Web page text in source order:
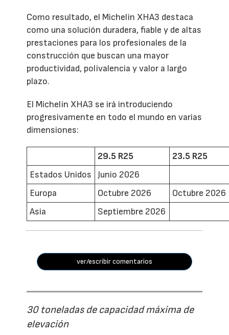
Como resultado, el Michelin XHA3 destaca
como una solución duradera, fiable y de altas
prestaciones para los profesionales de la
construcción que buscan una mayor
productividad, polivalencia y valor a largo
plazo.
El Michelin XHA3 se irá introduciendo
progresivamente en todo el mundo en varias
dimensiones:
29.5 R25
23.5 R25
Estados Unidos
Junio 2026
Europa
Octubre 2026
Octubre 2026
Asia
Septiembre 2026
ver/escribir comentarios
30 toneladas de capacidad máxima de
elevación